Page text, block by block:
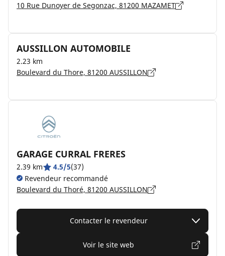
10 Rue Dunoyer de Segonzac, 81200 MAZAMET
AUSSILLON AUTOMOBILE
2.23 km
Boulevard du Thore, 81200 AUSSILLON
GARAGE CURRAL FRERES
2.39 km 4.5/5(37)
Revendeur recommandé
Boulevard du Thoré, 81200 AUSSILLON
Contacter le revendeur
Voir le site web